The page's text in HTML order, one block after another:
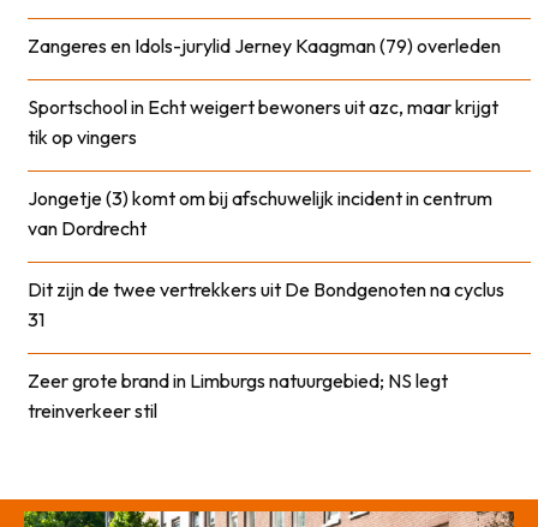
Zangeres en Idols-jurylid Jerney Kaagman (79) overleden
Sportschool in Echt weigert bewoners uit azc, maar krijgt
tik op vingers
Jongetje (3) komt om bij afschuwelijk incident in centrum
van Dordrecht
Dit zijn de twee vertrekkers uit De Bondgenoten na cyclus
31
Zeer grote brand in Limburgs natuurgebied; NS legt
treinverkeer stil